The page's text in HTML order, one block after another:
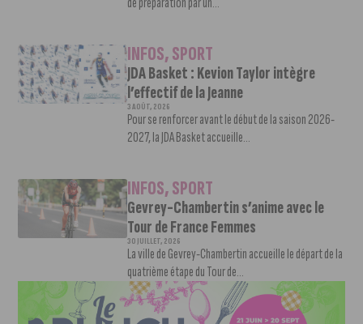
INFOS,SPORT
JDA Basket : Kevion Taylor intègre
l’effectif de la Jeanne
3 AOÛT, 2026
Pour se renforcer avant le début de la saison 2026-
2027, la JDA Basket accueille...
INFOS,SPORT
Gevrey-Chambertin s’anime avec le
Tour de France Femmes
30 JUILLET, 2026
La ville de Gevrey-Chambertin accueille le départ de la
quatrième étape du Tour de...